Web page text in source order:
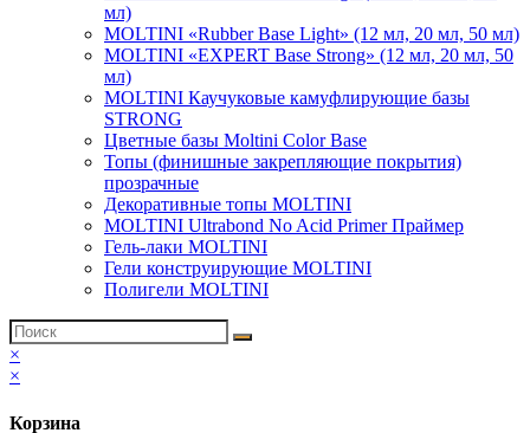
мл)
MOLTINI «Rubber Base Light» (12 мл, 20 мл, 50 мл)
MOLTINI «EXPERT Base Strong» (12 мл, 20 мл, 50
мл)
MOLTINI Каучуковые камуфлирующие базы
STRONG
Цветные базы Moltini Color Base
Топы (финишные закрепляющие покрытия)
прозрачные
Декоративные топы MOLTINI
MOLTINI Ultrabond No Acid Primer Праймер
Гель-лаки MOLTINI
Гели конструирующие MOLTINI
Полигели MOLTINI
×
×
Корзина